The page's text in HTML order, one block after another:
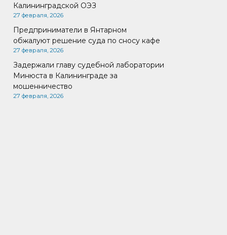
Калининградской ОЭЗ
27 февраля, 2026
Предприниматели в Янтарном
обжалуют решение суда по сносу кафе
27 февраля, 2026
Задержали главу судебной лаборатории
Минюста в Калининграде за
мошенничество
27 февраля, 2026